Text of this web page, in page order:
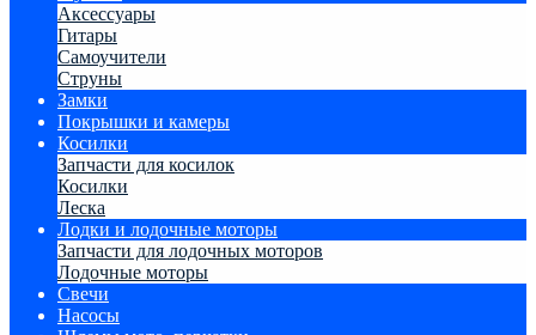
Аксессуары
Гитары
Самоучители
Струны
Замки
Покрышки и камеры
Косилки
Запчасти для косилок
Косилки
Леска
Лодки и лодочные моторы
Запчасти для лодочных моторов
Лодочные моторы
Свечи
Насосы